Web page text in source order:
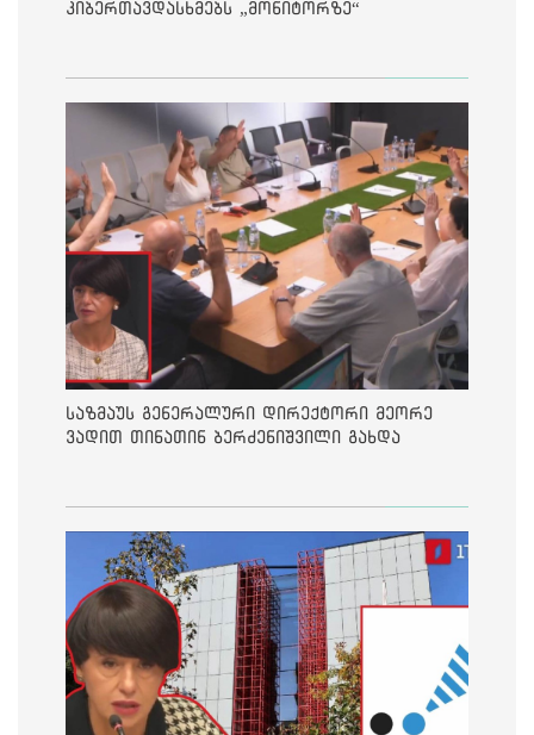
კიბერთავდასხმებს „მონიტორზე“
საზმაუს გენერალური დირექტორი მეორე
ვადით თინათინ ბერძენიშვილი გახდა